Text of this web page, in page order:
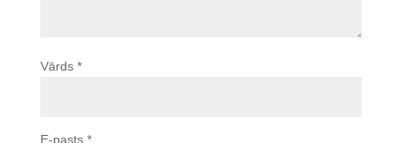
Vārds *
E-pasts *